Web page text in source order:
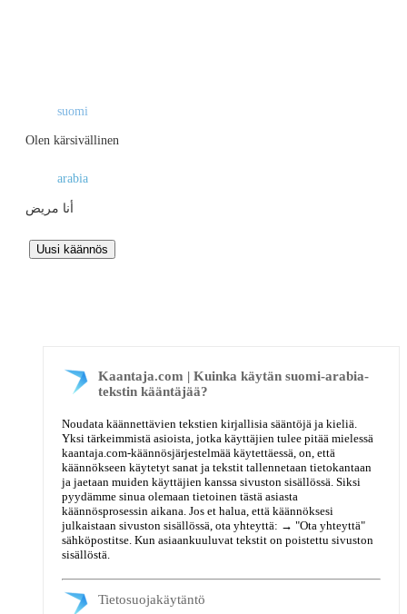
suomi
Olen kärsivällinen
arabia
أنا مريض
Kaantaja.com | Kuinka käytän suomi-arabia-
tekstin kääntäjää?
Noudata käännettävien tekstien kirjallisia sääntöjä ja kieliä.
Yksi tärkeimmistä asioista, jotka käyttäjien tulee pitää mielessä
kaantaja.com-käännösjärjestelmää käytettäessä, on, että
käännökseen käytetyt sanat ja tekstit tallennetaan tietokantaan
ja jaetaan muiden käyttäjien kanssa sivuston sisällössä. Siksi
pyydämme sinua olemaan tietoinen tästä asiasta
käännösprosessin aikana. Jos et halua, että käännöksesi
julkaistaan sivuston sisällössä, ota yhteyttä: → "Ota yhteyttä"
sähköpostitse. Kun asiaankuuluvat tekstit on poistettu sivuston
sisällöstä.
Tietosuojakäytäntö